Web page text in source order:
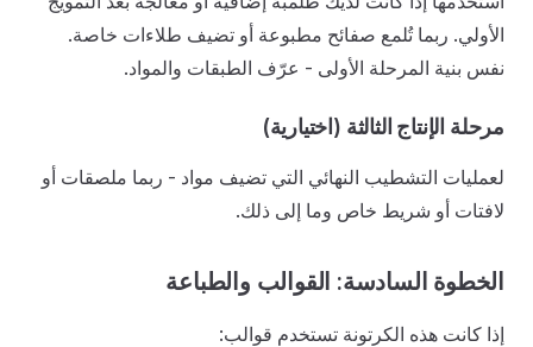
الأولي. ربما تُلمع صفائح مطبوعة أو تضيف طلاءات خاصة.
نفس بنية المرحلة الأولى - عرّف الطبقات والمواد.
مرحلة الإنتاج الثالثة (اختيارية)
لعمليات التشطيب النهائي التي تضيف مواد - ربما ملصقات أو
لافتات أو شريط خاص وما إلى ذلك.
الخطوة السادسة: القوالب والطباعة
إذا كانت هذه الكرتونة تستخدم قوالب: